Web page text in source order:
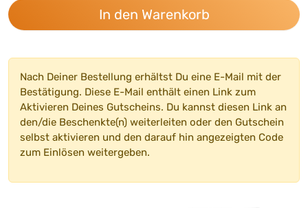
Nach Deiner Bestellung erhältst Du eine E-Mail mit der
Bestätigung. Diese E-Mail enthält einen Link zum
Aktivieren Deines Gutscheins. Du kannst diesen Link an
den/die Beschenkte(n) weiterleiten oder den Gutschein
selbst aktivieren und den darauf hin angezeigten Code
zum Einlösen weitergeben.